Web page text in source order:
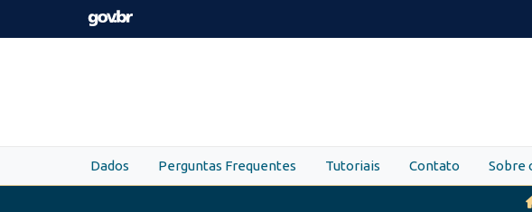
Skip to main content
Dados Perguntas Frequentes Tutoriais Contato Sobre